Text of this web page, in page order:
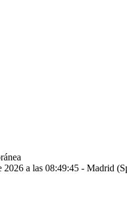
a las 08:49:45 - Madrid